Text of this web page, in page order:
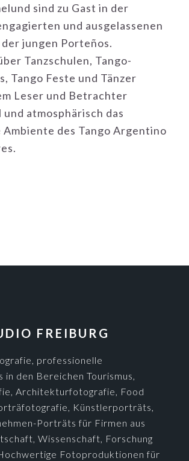
sind zu Gast in der
und ausgelassenen
der jungen Porteños.
Tanzschulen, Tango-
Tango Feste und Tänzer
Leser und Betrachter
atmosphärisch das
des Tango Argentino
FREIBURG
professionelle
in den Bereichen Tourismus,
Architekturfotografie, Food
Künstlerporträts,
Porträts für Firmen aus
Wissenschaft, Forschung
Fotoproduktionen für